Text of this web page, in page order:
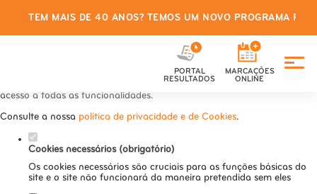
Defina as suas preferências de
cookies para este website.
Este website utiliza cookies estritamente necessários, analíticos e
acesso a todas as funcionalidades.
Consulte a nossa política de privacidade e de Cookies.
Cookies necessários (obrigatório)
Os cookies necessários são cruciais para as funções básicas do
site e o site não funcionará da maneira pretendida sem eles
TEM MAIS DE 40 ANOS? TEMOS UM NOVO PROGRAMA
PORTAL
RESULTADOS
MARCAÇÕES
ONLINE